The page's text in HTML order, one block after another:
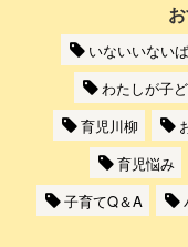
いないいない
わたしが子
育児川柳
育児悩み
子育てQ＆A